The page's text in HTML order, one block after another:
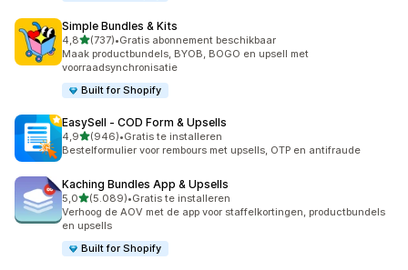
Simple Bundles & Kits
4,8van 5 sterren
(737)
737 recensies in totaal
•Gratis abonnement beschikbaar
Maak productbundels, BYOB, BOGO en upsell met
voorraadsynchronisatie
Built for Shopify
EasySell ‑ COD Form & Upsells
4,9van 5 sterren
(946)
946 recensies in totaal
•Gratis te installeren
Bestelformulier voor rembours met upsells, OTP en antifraude
Kaching Bundles App & Upsells
5,0van 5 sterren
(5.089)
5089 recensies in totaal
•Gratis te installeren
Verhoog de AOV met de app voor staffelkortingen, productbundels
en upsells
Built for Shopify